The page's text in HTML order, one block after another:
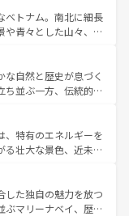
報は コンテンツ一覧を参
品のストリートフード
いる。夜には、韓国な
魅力を心ゆくまで味
新着の韓国情報はコンテンツ一
ベトナム。南北に細長
や青々とした山々、世
イの古い町並みやホ
も、独特の雰囲気を
の豊かさとおいしさで
コーヒーなどは、ぜ
れてもあたたかい人々
と忘れられない旅にな
自然と歴史が息づく
ち並ぶ一方、伝統的な
ンマイなどの山岳地
ケットやクラビの美し
とができる。タイ料理
節にも異なる楽しみ
人々、仏教を中心とし
訪れる旅人を魅了し続
、特有のエネルギーを
る壮大な景色、近未来
光スポットが密集し
のも魅力。息をのむよ
港を存分に楽しみ尽く
した独自の魅力を放つ
ぶマリーナベイ、歴史